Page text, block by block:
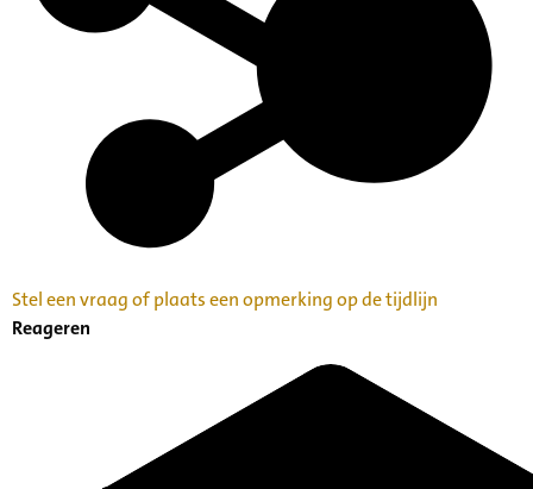
Stel een vraag of plaats een opmerking op de tijdlijn
Reageren